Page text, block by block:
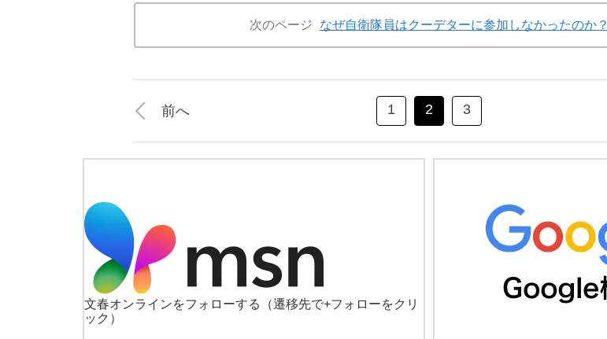
次のページ なぜ自衛隊員はクーデターに参加しなかったのか？
前へ 1 2 3
文春オンラインをフォローする
（遷移先で+フォローをクリ
ック）